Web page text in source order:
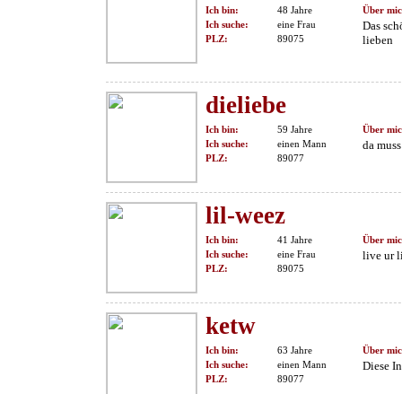
Ich bin:
48 Jahre
Ich suche:
eine Frau
PLZ:
89075
Über
Das
lieben
dieliebe
Ich bin:
59 Jahre
Ich suche:
einen Mann
PLZ:
89077
Über
da
lil-weez
Ich bin:
41 Jahre
Ich suche:
eine Frau
PLZ:
89075
Über
live ur
ketw
Ich bin:
63 Jahre
Ich suche:
einen Mann
PLZ:
89077
Über
Diese